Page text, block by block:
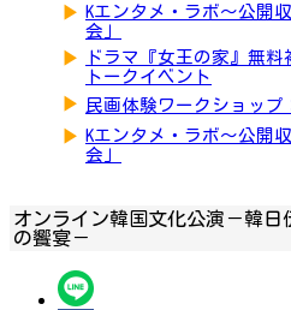
▶ Kエンタメ・ラボ～公開
会」
▶
ドラマ『女王の家』無
トークイベント
▶ 民画体験ワークショッ
▶ Kエンタメ・ラボ～公開
会」
オンライン韓国文化公演－韓日
の饗宴－